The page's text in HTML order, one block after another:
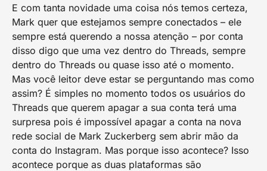
E com tanta novidade uma coisa nós temos certeza,
Mark quer que estejamos sempre conectados – ele
sempre está querendo a nossa atenção – por conta
disso digo que uma vez dentro do Threads, sempre
dentro do Threads ou quase isso até o momento.
Mas você leitor deve estar se perguntando mas como
assim? É simples no momento todos os usuários do
Threads que querem apagar a sua conta terá uma
surpresa pois é impossível apagar a conta na nova
rede social de Mark Zuckerberg sem abrir mão da
conta do Instagram. Mas porque isso acontece? Isso
acontece porque as duas plataformas são